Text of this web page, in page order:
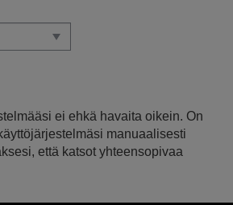
ei ehkä havaita oikein. On
manuaalisesti
että katsot yhteensopivaa